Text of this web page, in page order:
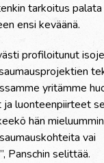
tarkoitus palata
ensi keväänä.
profiloitunut
yritämme
ja luonteenpiirteet
hän
vai
Panschin selittää.